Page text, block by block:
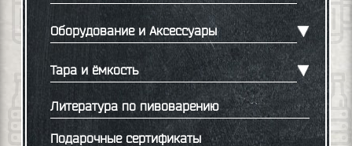
Оборудование и Аксессуары
Тара и ёмкость
Литература по пивоварению
Подарочные сертификаты